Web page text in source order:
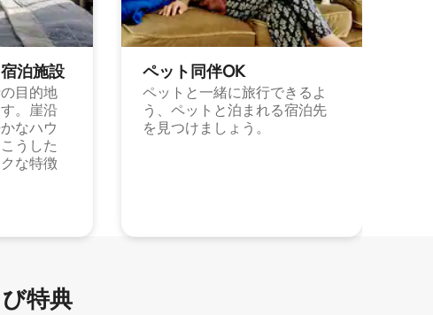
泊施⁠設
目的地
。崖沿
なハウ
うした
な特徴
ペット同⁠伴OK
ペットと一緒に旅行できるよ
う、ペットと泊まれる宿泊先
を見つけましょう。
特⁠典